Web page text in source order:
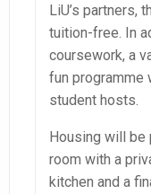
LiU’s partners,
tuition-free. In
coursework, a
fun programme
student hosts.
Housing will be
room with a
kitchen and a